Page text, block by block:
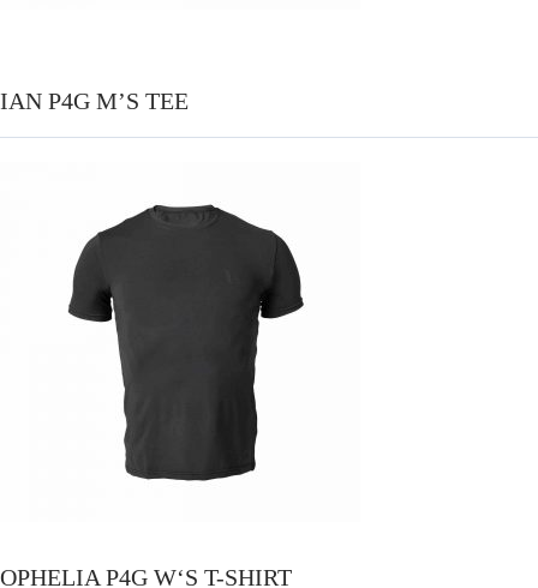
IAN P4G M’S TEE
OPHELIA P4G W‘S T-SHIRT